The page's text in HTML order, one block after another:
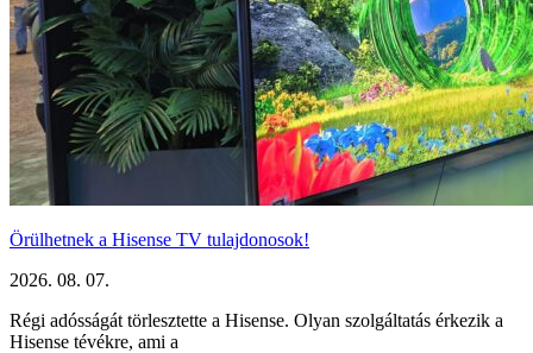
Örülhetnek a Hisense TV tulajdonosok!
2026. 08. 07.
Régi adósságát törlesztette a Hisense. Olyan szolgáltatás érkezik a
Hisense tévékre, ami a